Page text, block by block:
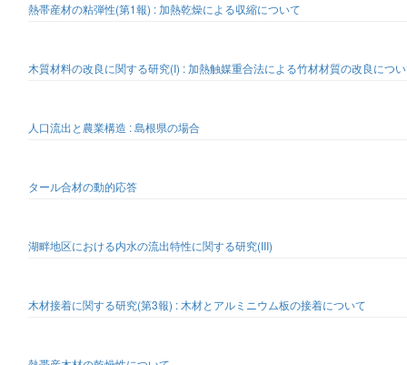
熱帯産材の粘弾性(第1報) : 加熱乾燥による収縮について
木質材料の改良に関する研究(I) : 加熱触媒重合法による竹材材質の改良につ
人口流出と農業構造 : 島根県の場合
タール合材の動的応答
湖畔地区における内水の流出特性に関する研究(III)
木材接着に関する研究(第3報) : 木材とアルミニウム板の接着について